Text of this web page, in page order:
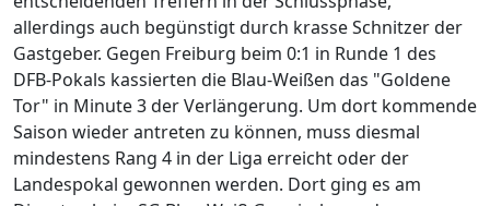
allerdings auch begünstigt durch krasse Schnitzer der
Gastgeber. Gegen Freiburg beim 0:1 in Runde 1 des
DFB-Pokals kassierten die Blau-Weißen das "Goldene
Tor" in Minute 3 der Verlängerung. Um dort kommende
Saison wieder antreten zu können, muss diesmal
mindestens Rang 4 in der Liga erreicht oder der
Landespokal gewonnen werden. Dort ging es am